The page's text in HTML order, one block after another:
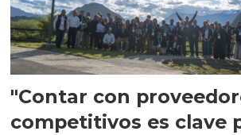
"Contar con
competitivos es clave